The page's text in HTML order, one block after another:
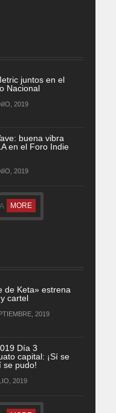
juntos en el
Nacional
2019
buena vibra
en el Foro Indie
2019
MORE
de Keta» estrena
cartel
2019
Día 3
capital: ¡Sí se
se pudo!
2019